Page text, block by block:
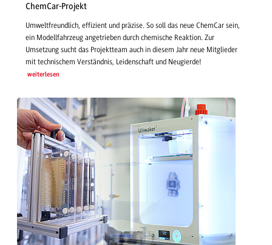
ChemCar-Projekt
Umweltfreundlich, effizient und präzise. So soll das neue ChemCar sein,
ein Modellfahrzeug angetrieben durch chemische Reaktion. Zur
Umsetzung sucht das Projektteam auch in diesem Jahr neue Mitglieder
mit technischem Verständnis, Leidenschaft und Neugierde!
weiterlesen